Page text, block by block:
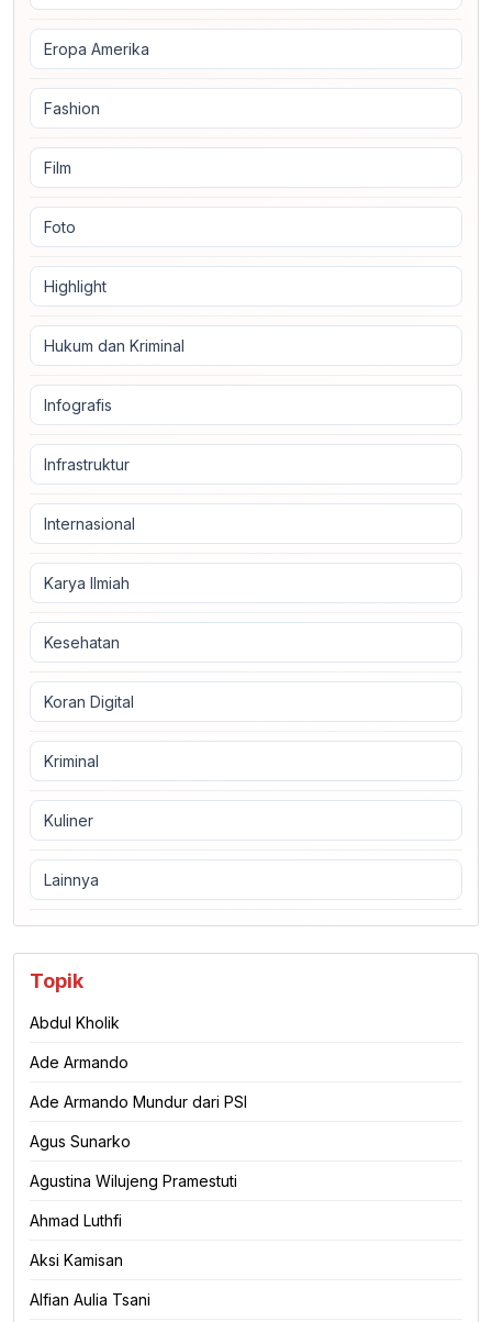
Eropa Amerika
Fashion
Film
Foto
Highlight
Hukum dan Kriminal
Infografis
Infrastruktur
Internasional
Karya Ilmiah
Kesehatan
Koran Digital
Kriminal
Kuliner
Lainnya
Topik
Abdul Kholik
Ade Armando
Ade Armando Mundur dari PSI
Agus Sunarko
Agustina Wilujeng Pramestuti
Ahmad Luthfi
Aksi Kamisan
Alfian Aulia Tsani